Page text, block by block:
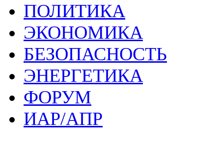
ПОЛИТИКА
ЭКОНОМИКА
БЕЗОПАСНОСТЬ
ЭНЕРГЕТИКА
ФОРУМ
ИАР/АПР